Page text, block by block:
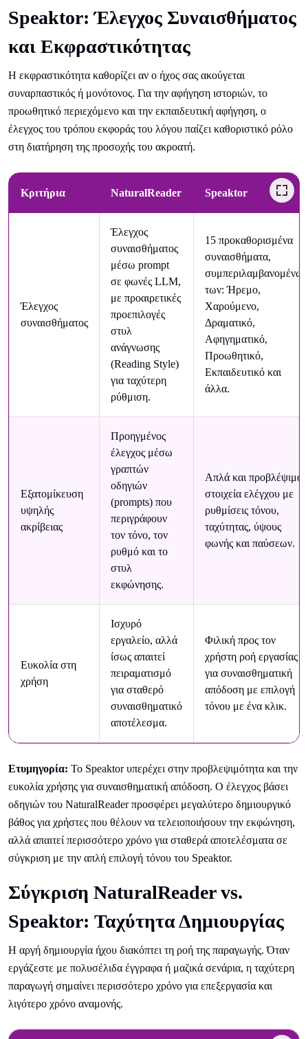
Speaktor: Έλεγχος Συναισθήματος
και Εκφραστικότητας
Η εκφραστικότητα καθορίζει αν ο ήχος σας ακούγεται
συναρπαστικός ή μονότονος. Για την αφήγηση ιστοριών, το
προωθητικό περιεχόμενο και την εκπαιδευτική αφήγηση, ο
έλεγχος του τρόπου εκφοράς του λόγου παίζει καθοριστικό ρόλο
στη διατήρηση της προσοχής του ακροατή.
Κριτήρια NaturalReader Speaktor
Έλεγχος
συναισθήματος
Έλεγχος
συναισθήματος
μέσω prompt
σε φωνές LLM,
με προαιρετικές
προεπιλογές
στυλ
ανάγνωσης
(Reading Style)
για ταχύτερη
ρύθμιση.
15 προκαθορισμένα
συναισθήματα,
συμπεριλαμβανομένων
των: Ήρεμο,
Χαρούμενο,
Δραματικό,
Αφηγηματικό,
Προωθητικό,
Εκπαιδευτικό και
άλλα.
Εξατομίκευση
υψηλής
ακρίβειας
Προηγμένος
έλεγχος μέσω
γραπτών
οδηγιών
(prompts) που
περιγράφουν
τον τόνο, τον
ρυθμό και το
στυλ
εκφώνησης.
Απλά και προβλέψιμα
στοιχεία ελέγχου με
ρυθμίσεις τόνου,
ταχύτητας, ύψους
φωνής και παύσεων.
Ευκολία στη
χρήση
Ισχυρό
εργαλείο, αλλά
ίσως απαιτεί
πειραματισμό
για σταθερό
συναισθηματικό
αποτέλεσμα.
Φιλική προς τον
χρήστη ροή εργασίας
για συναισθηματική
απόδοση με επιλογή
τόνου με ένα κλικ.
Ετυμηγορία: Το Speaktor υπερέχει στην προβλεψιμότητα και την
ευκολία χρήσης για συναισθηματική απόδοση. Ο έλεγχος βάσει
οδηγιών του NaturalReader προσφέρει μεγαλύτερο δημιουργικό
βάθος για χρήστες που θέλουν να τελειοποιήσουν την εκφώνηση,
αλλά απαιτεί περισσότερο χρόνο για σταθερά αποτελέσματα σε
σύγκριση με την απλή επιλογή τόνου του Speaktor.
Σύγκριση NaturalReader vs.
Speaktor: Ταχύτητα Δημιουργίας
Η αργή δημιουργία ήχου διακόπτει τη ροή της παραγωγής. Όταν
εργάζεστε με πολυσέλιδα έγγραφα ή μαζικά σενάρια, η ταχύτερη
παραγωγή σημαίνει περισσότερο χρόνο για επεξεργασία και
λιγότερο χρόνο αναμονής.